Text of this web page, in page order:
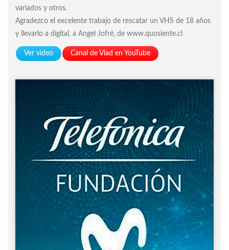
variados y otros.
Agradezco el excelente trabajo de rescatar un VHS de 18 años
y llevarlo a digital, a Angel Jofré, de www.quosiente.cl
Ver video Canal de Vlad en YouTube